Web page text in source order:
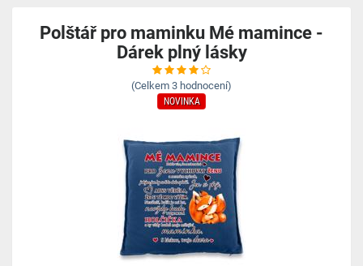
Polštář pro maminku Mé mamince -
Dárek plný lásky
(Celkem 3 hodnocení)
NOVINKA